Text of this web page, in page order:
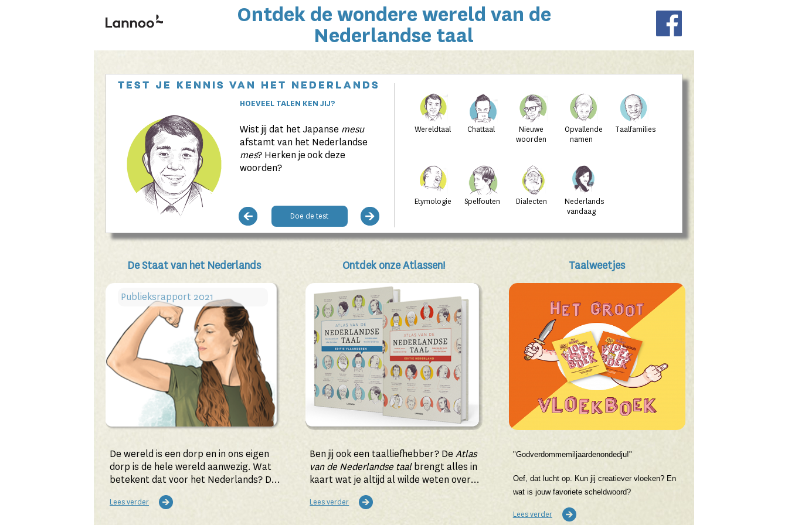
Ontdek de wondere wereld van de
Nederlandse taal
Test je kennis van het Nederlands
HOEVEEL TALEN KEN JIJ?
Wist jij dat het Japanse mesu
afstamt van het Nederlandse
mes? Herken je ook deze
woorden?
Doe de test
Wereldtaal Chattaal
Nieuwe
woorden
Opvallende
namen
Taalfamilies
Etymologie Spelfouten Dialecten
Nederlands
vandaag
De Staat van het Nederlands
Publieksrapport 2021
De wereld is een dorp en in ons eigen
dorp is de hele wereld aanwezig. Wat
betekent dat voor het Nederlands? De
Taalunie vroeg het zich af.
Lees verder
Ontdek onze Atlassen!
Ben jij ook een taalliefhebber? DeAtlas
van de Nederlandse taalbrengt alles in
kaart wat je altijd al wilde weten over
het Nederlands en zijn gebruikers.
Lees verder
Taalweetjes
"Godverdommemiljaardenondedju!"
Oef, dat lucht op. Kun jij creatiever vloeken? En
wat is jouw favoriete scheldwoord?
Lees verder